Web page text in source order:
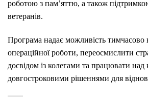
роботою з пам’яттю, а також
ветеранів.
Програма надає можливість тимчасово
операційної роботи, переосмислити
досвідом із колегами та працювати над
довгостроковими рішеннями для